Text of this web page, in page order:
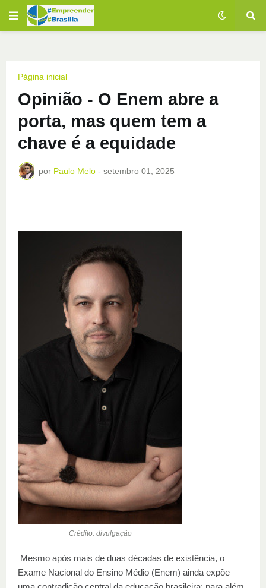
Página inicial
Opinião - O Enem abre a
porta, mas quem tem a
chave é a equidade
por Paulo Melo - setembro 01, 2025
Crédito: divulgação
Mesmo após mais de duas décadas de existência, o
Exame Nacional do Ensino Médio (Enem) ainda expõe